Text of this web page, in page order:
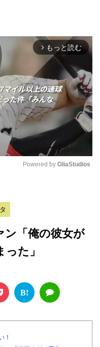
arrow_forward_ios もっと読む
Powered by GliaStudios
ン「俺の彼女が
た」
B!
！